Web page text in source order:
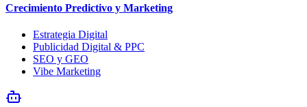
Crecimiento Predictivo y Marketing
Estrategia Digital
Publicidad Digital & PPC
SEO y GEO
Vibe Marketing